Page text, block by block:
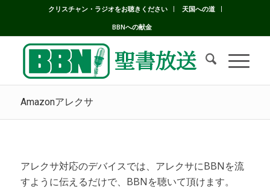
クリスチャン・ラジオをお聴きください
天国への道
BBNへの献金
Amazonアレクサ
アレクサ対応のデバイスでは、アレクサにBBNを流
すように伝えるだけで、BBNを聴いて頂けます。